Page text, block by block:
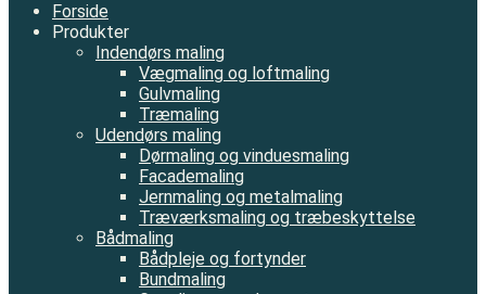
Forside
Produkter
Indendørs maling
Vægmaling og loftmaling
Gulvmaling
Træmaling
Udendørs maling
Dørmaling og vinduesmaling
Facademaling
Jernmaling og metalmaling
Træværksmaling og træbeskyttelse
Bådmaling
Bådpleje og fortynder
Bundmaling